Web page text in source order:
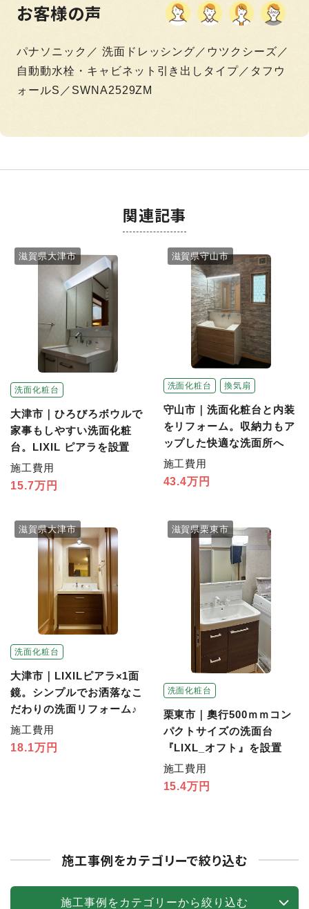
お客様の声
パナソニック／ 洗面ドレッシング／ウツクシーズ／
自動動水栓・キャビネット引き出しタイプ／タフウ
ォールS／SWNA2529ZM
関連記事
洗面化粧台
滋賀県大津市
大津市｜ひろびろボウルで
家事もしやすい洗面化粧
台。LIXIL ピアラを設置
施工費用
15.7万円
洗面化粧台 換気扇
滋賀県守山市
守山市｜洗面化粧台と内装
をリフォーム。収納力もア
ップした快適な洗面所へ
施工費用
43.4万円
洗面化粧台
滋賀県大津市
大津市｜LIXILピアラ×1面
鏡。シンプルでお洒落なこ
だわりの洗面リフォーム♪
施工費用
18.1万円
洗面化粧台
滋賀県栗東市
栗東市｜奧行500ｍｍコン
パクトサイズの洗面台
『LIXL_オフト』を設置
施工費用
15.4万円
施工事例をカテゴリーで絞り込む
施工事例をカテゴリーから絞り込む